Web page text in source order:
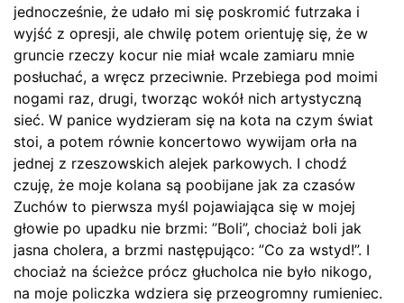
jednocześnie, że udało mi się poskromić futrzaka i
wyjść z opresji, ale chwilę potem orientuję się, że w
gruncie rzeczy kocur nie miał wcale zamiaru mnie
posłuchać, a wręcz przeciwnie. Przebiega pod moimi
nogami raz, drugi, tworząc wokół nich artystyczną
sieć. W panice wydzieram się na kota na czym świat
stoi, a potem równie koncertowo wywijam orła na
jednej z rzeszowskich alejek parkowych. I chodź
czuję, że moje kolana są poobijane jak za czasów
Zuchów to pierwsza myśl pojawiająca się w mojej
głowie po upadku nie brzmi: ”Boli”, chociaż boli jak
jasna cholera, a brzmi następująco: ”Co za wstyd!”. I
chociaż na ścieżce prócz głucholca nie było nikogo,
na moje policzka wdziera się przeogromny rumieniec.